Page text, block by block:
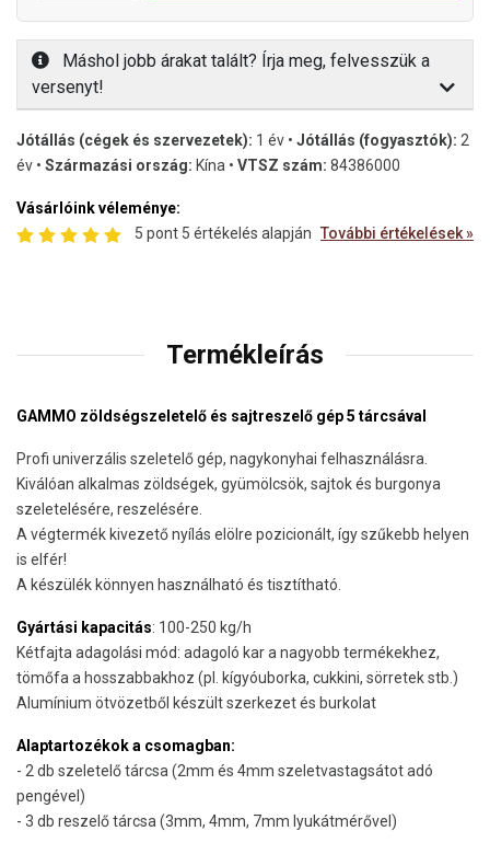
Máshol jobb árakat talált? Írja meg, felvesszük a
versenyt!
Jótállás (cégek és szervezetek): 1 év • Jótállás (fogyasztók): 2
év • Származási ország: Kína • VTSZ szám: 84386000
Vásárlóink véleménye:
5 pont 5 értékelés alapján További értékelések »
Termékleírás
GAMMO zöldségszeletelő és sajtreszelő gép 5 tárcsával
Profi univerzális szeletelő gép, nagykonyhai felhasználásra.
Kiválóan alkalmas zöldségek, gyümölcsök, sajtok és burgonya
szeletelésére, reszelésére.
A végtermék kivezető nyílás elölre pozicionált, így szűkebb helyen
is elfér!
A készülék könnyen használható és tisztítható.
Gyártási kapacitás: 100-250 kg/h
Kétfajta adagolási mód: adagoló kar a nagyobb termékekhez,
tömőfa a hosszabbakhoz (pl. kígyóuborka, cukkini, sörretek stb.)
Alumínium ötvözetből készült szerkezet és burkolat
Alaptartozékok a csomagban:
- 2 db szeletelő tárcsa (2mm és 4mm szeletvastagsátot adó
pengével)
- 3 db reszelő tárcsa (3mm, 4mm, 7mm lyukátmérővel)